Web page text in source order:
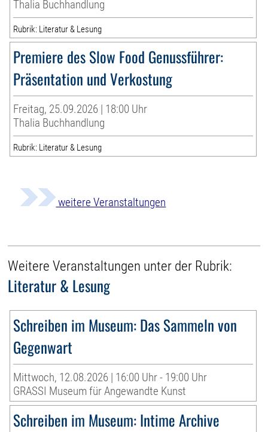
Thalia Buchhandlung
Rubrik: Literatur & Lesung
Premiere des Slow Food Genussführer:
Präsentation und Verkostung
Freitag, 25.09.2026 | 18:00 Uhr
Thalia Buchhandlung
Rubrik: Literatur & Lesung
weitere Veranstaltungen
Weitere Veranstaltungen unter der Rubrik:
Literatur & Lesung
Schreiben im Museum: Das Sammeln von
Gegenwart
Mittwoch, 12.08.2026 | 16:00 Uhr - 19:00 Uhr
GRASSI Museum für Angewandte Kunst
Schreiben im Museum: Intime Archive